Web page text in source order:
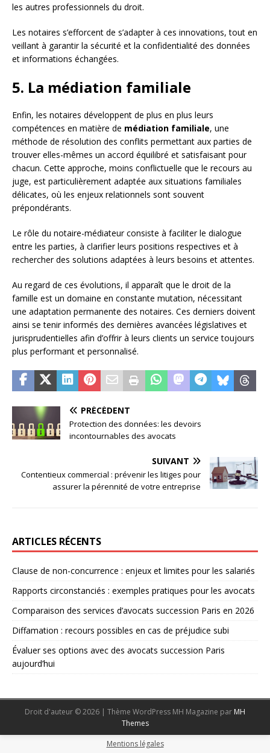
les autres professionnels du droit.
Les notaires s’efforcent de s’adapter à ces innovations, tout en
veillant à garantir la sécurité et la confidentialité des données
et informations échangées.
5. La médiation familiale
Enfin, les notaires développent de plus en plus leurs
compétences en matière de médiation familiale, une
méthode de résolution des conflits permettant aux parties de
trouver elles-mêmes un accord équilibré et satisfaisant pour
chacun. Cette approche, moins conflictuelle que le recours au
juge, est particulièrement adaptée aux situations familiales
délicates, où les enjeux relationnels sont souvent
prépondérants.
Le rôle du notaire-médiateur consiste à faciliter le dialogue
entre les parties, à clarifier leurs positions respectives et à
rechercher des solutions adaptées à leurs besoins et attentes.
Au regard de ces évolutions, il apparaît que le droit de la
famille est un domaine en constante mutation, nécessitant
une adaptation permanente des notaires. Ces derniers doivent
ainsi se tenir informés des dernières avancées législatives et
jurisprudentielles afin d’offrir à leurs clients un service toujours
plus performant et personnalisé.
PRÉCÉDENT
Protection des données: les devoirs
incontournables des avocats
SUIVANT
Contentieux commercial : prévenir les litiges pour
assurer la pérennité de votre entreprise
ARTICLES RÉCENTS
Clause de non-concurrence : enjeux et limites pour les salariés
Rapports circonstanciés : exemples pratiques pour les avocats
Comparaison des services d’avocats succession Paris en 2026
Diffamation : recours possibles en cas de préjudice subi
Évaluer ses options avec des avocats succession Paris
aujourd’hui
Droit d'auteur © 2026 | Thème WordPress MH Magazine par MH
Themes
Mentions légales